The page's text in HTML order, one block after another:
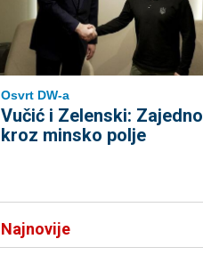
Osvrt DW-a
Vučić i Zelenski: Zajedno
kroz minsko polje
Najnovije